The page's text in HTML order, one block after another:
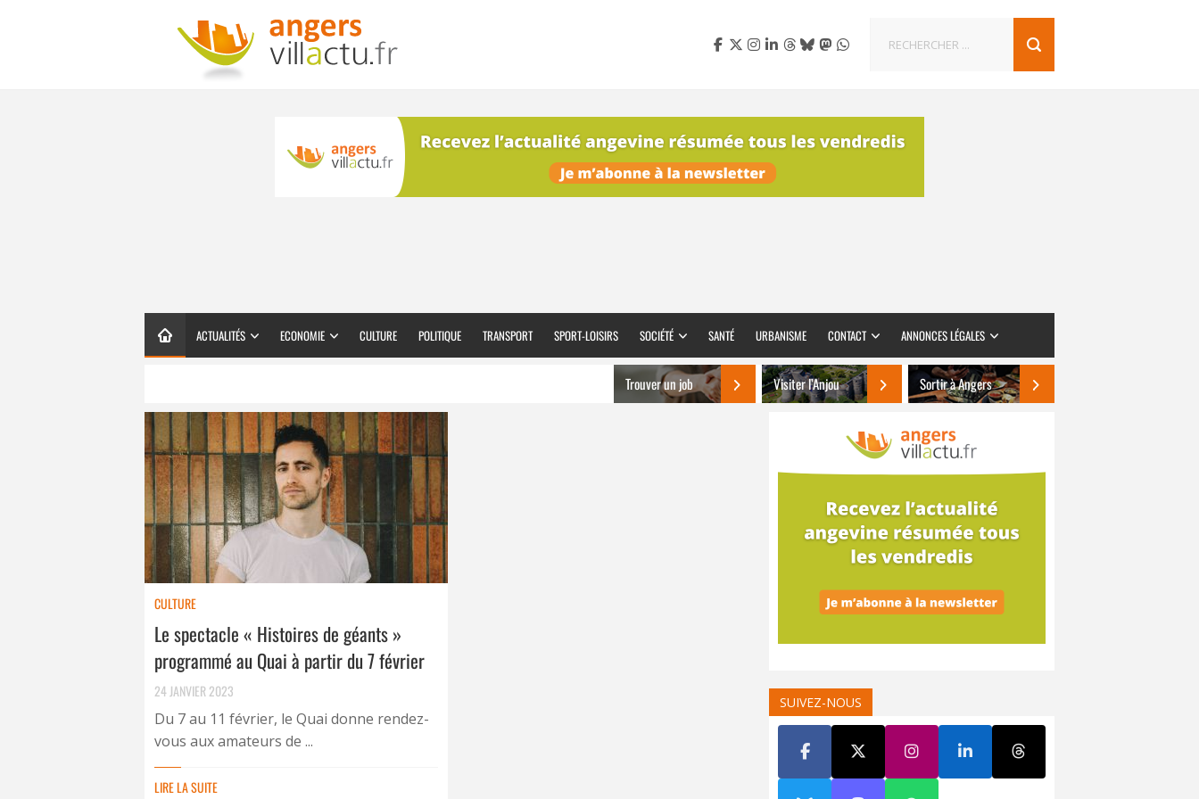
ACTUALITÉS ECONOMIE CULTURE POLITIQUE TRANSPORT SPORT-LOISIRS SOCIÉTÉ SANTÉ URBANISME CONTACT ANNONCES LÉGALES
Trouver un job Visiter l’Anjou Sortir à Angers
CULTURE
Le spectacle « Histoires de géants »
programmé au Quai à partir du 7 février
24 JANVIER 2023
Du 7 au 11 février, le Quai donne rendez-
vous aux amateurs de ...
LIRE LA SUITE
SUIVEZ-NOUS